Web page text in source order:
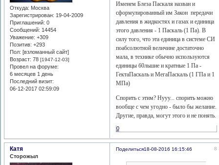
Откуда: Москва
Зарегистрирован: 19-04-2009
Приглашений: 0
Сообщений: 14454
Уважение: +309
Позитив: +293
Пол: [взломанный сайт]
Возраст: 78[1947-12-03]
Провел на форуме:
6 месяцев 1 день
Последний визит:
06-12-2017 02:59:09
Именем Блеза Паскаля назван и
сформулированный им Закон передачи
давления в жидкостях и газах и единица
этого давления - 1 Паскаль (1 Па). В
силу того, что эта единица в системе СИ
поабсолютной величине достаточно
мала, в технике обычно используются
единицы б0льшие и кратные 1 Па -
ГектаПаскаль и МегаПаскаль (1 ГПа и 1
МПа)
Спорить с этим? Нууу... спорить можно
вообще с чем угодно - было бы желание.
Другие, правда, могут этого и не понять.
0
Поделиться 8
18-08-2016 16:15:46
Катя
Сторожыл